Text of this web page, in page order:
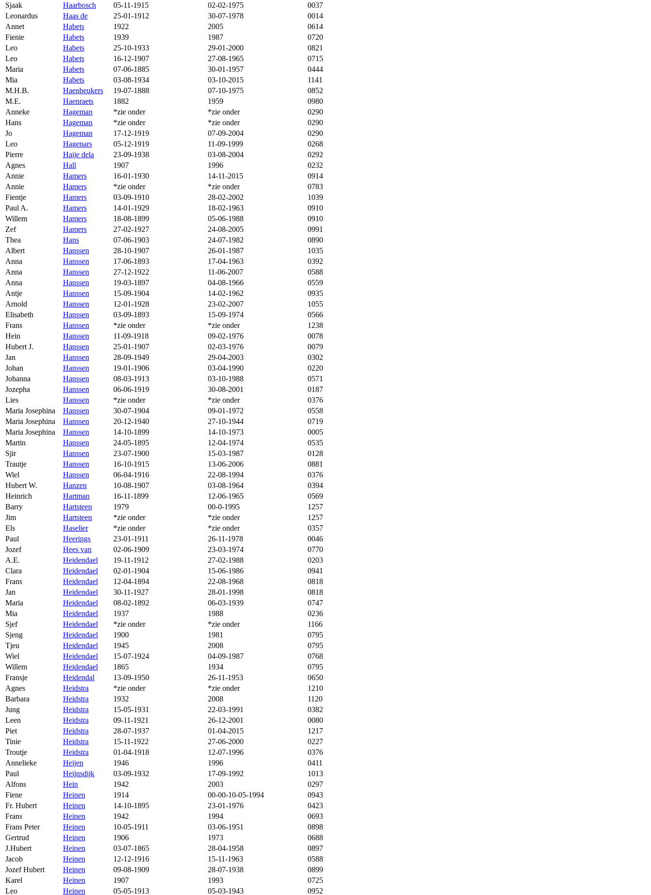
Sjaak
Haarbosch 05-11-1915 02-02-1975
0037
Leonardus
Haas de 25-01-1912 30-07-1978
0014
Annet
Habets 1922 2005
0614
Fienie
Habets 1939 1987
0720
Leo
Habets 25-10-1933 29-01-2000
0821
Leo
Habets 16-12-1907 27-08-1965
0715
Maria
Habets 07-06-1885 30-01-1957
0444
Mia
Habets 03-08-1934 03-10-2015
1141
M.H.B.
Haenbeukers 19-07-1888 07-10-1975
0852
M.E.
Haenraets 1882 1959
0980
Anneke
Hageman *zie onder *zie onder
0290
Hans
Hageman *zie onder *zie onder
0290
Jo
Hageman 17-12-1919 07-09-2004
0290
Leo
Hagenars 05-12-1919 11-09-1999
0268
Pierre
Haije dela 23-09-1938 03-08-2004
0292
Agnes
Hall 1907 1996
0232
Annie
Hamers 16-01-1930 14-11-2015
0914
Annie
Hamers *zie onder *zie onder
0783
Fientje
Hamers 03-09-1910 28-02-2002
1039
Paul A.
Hamers 14-01-1929 18-02-1963
0910
Willem
Hamers 18-08-1899 05-06-1988
0910
Zef
Hamers 27-02-1927 24-08-2005
0991
Thea
Hans 07-06-1903 24-07-1982
0890
Albert
Hanssen 28-10-1907 26-01-1987
1035
Anna
Hanssen 17-06-1893 17-04-1963
0392
Anna
Hanssen 27-12-1922 11-06-2007
0588
Anna
Hanssen 19-03-1897 04-08-1966
0559
Antje
Hanssen 15-09-1904 14-02-1962
0935
Arnold
Hanssen 12-01-1928 23-02-2007
1055
Elisabeth
Hanssen 03-09-1893 15-09-1974
0566
Frans
Hanssen *zie onder *zie onder
1238
Hein
Hanssen 11-09-1918 09-02-1976
0078
Hubert J.
Hanssen 25-01-1907 02-03-1976
0079
Jan
Hanssen 28-09-1949 29-04-2003
0302
Johan
Hanssen 19-01-1906 03-04-1990
0220
Johanna
Hanssen 08-03-1913 03-10-1988
0571
Jozepha
Hanssen 06-06-1919 30-08-2001
0187
Lies
Hanssen *zie onder *zie onder
0376
Maria Josephina
Hanssen 30-07-1904 09-01-1972
0558
Maria Josephina
Hanssen 20-12-1940 27-10-1944
0719
Maria Josephina
Hanssen 14-10-1899 14-10-1973
0005
Martin
Hanssen 24-05-1895 12-04-1974
0535
Sjir
Hanssen 23-07-1900 15-03-1987
0128
Trautje
Hanssen 16-10-1915 13-06-2006
0881
Wiel
Hanssen 06-04-1916 22-08-1994
0376
Hubert W.
Hanzen 10-08-1907 03-08-1964
0394
Heinrich
Hartman 16-11-1899 12-06-1965
0569
Barry
Hartsteen 1979 00-0-1995
1257
Jim
Hartsteen *zie onder *zie onder
1257
Els
Haselier *zie onder *zie onder
0357
Paul
Heerings 23-01-1911 26-11-1978
0046
Jozef
Hees van 02-06-1909 23-03-1974
0770
A.E.
Heidendael 19-11-1912 27-02-1988
0203
Clara
Heidendael 02-01-1904 15-06-1986
0941
Frans
Heidendael 12-04-1894 22-08-1968
0818
Jan
Heidendael 30-11-1927 28-01-1998
0818
Maria
Heidendael 08-02-1892 06-03-1939
0747
Mia
Heidendael 1937 1988
0236
Sjef
Heidendael *zie onder *zie onder
1166
Sjeng
Heidendael 1900 1981
0795
Tjeu
Heidendael 1945 2008
0795
Wiel
Heidendael 15-07-1924 04-09-1987
0768
Willem
Heidendael 1865 1934
0795
Fransje
Heidendal 13-09-1950 26-11-1953
0650
Agnes
Heidstra *zie onder *zie onder
1210
Barbara
Heidstra 1932 2008
1120
Jung
Heidstra 15-05-1931 22-03-1991
0382
Leen
Heidstra 09-11-1921 26-12-2001
0080
Piet
Heidstra 28-07-1937 01-04-2015
1217
Tinie
Heidstra 15-11-1922 27-06-2000
0227
Troutje
Heidstra 01-04-1918 12-07-1996
0376
Annelieke
Heijen 1946 1996
0411
Paul
Heijnsdijk 03-09-1932 17-09-1992
1013
Alfons
Hein 1942 2003
0297
Fiene
Heinen 1914 00-00-10-05-1994
0943
Fr. Hubert
Heinen 14-10-1895 23-01-1976
0423
Frans
Heinen 1942 1994
0693
Frans Peter
Heinen 10-05-1911 03-06-1951
0898
Gertrud
Heinen 1906 1973
0688
J.Hubert
Heinen 03-07-1865 28-04-1958
0897
Jacob
Heinen 12-12-1916 15-11-1963
0588
Jozef Hubert
Heinen 09-08-1909 28-07-1938
0899
Karel
Heinen 1907 1993
0725
Leo
Heinen 05-05-1913 05-03-1943 0952